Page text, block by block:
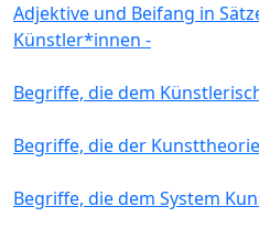
Adjektive und Beifang in
Künstler*innen -
Begriffe, die dem
Begriffe, die der
Begriffe, die dem System